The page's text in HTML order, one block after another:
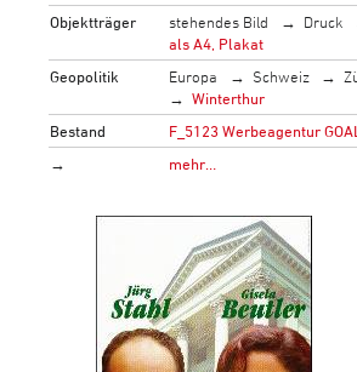
Objektträger
stehendes Bild Druck
als A4, Plakat
Geopolitik
Europa Schweiz
Winterthur
Bestand
F_5123 Werbeagentur GOAL
→
mehr…